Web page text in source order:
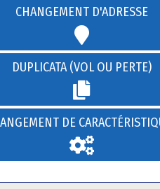
CHANGEMENT D'ADRESSE
DUPLICATA (VOL OU PERTE)
DE